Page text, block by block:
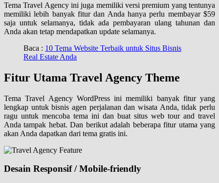
Tema Travel Agency ini juga memiliki versi premium yang tentunya
memiliki lebih banyak fitur dan Anda hanya perlu membayar $59
saja untuk selamanya, tidak ada pembayaran ulang tahunan dan
Anda akan tetap mendapatkan update selamanya.
Baca : 10 Tema Website Terbaik untuk Situs Bisnis
Real Estate Anda
Fitur Utama Travel Agency Theme
Tema Travel Agency WordPress ini memiliki banyak fitur yang
lengkap untuk bisnis agen perjalanan dan wisata Anda, tidak perlu
ragu untuk mencoba tema ini dan buat situs web tour and travel
Anda tampak hebat. Dan berikut adalah beberapa fitur utama yang
akan Anda dapatkan dari tema gratis ini.
Desain Responsif / Mobile-friendly